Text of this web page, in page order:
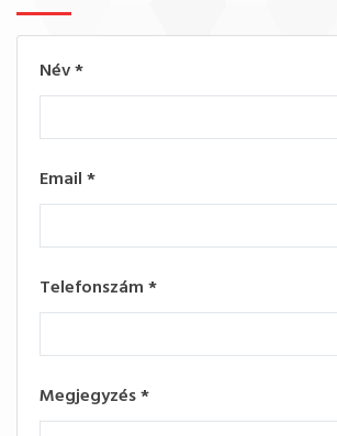
Név*
Email*
Telefonszám*
Megjegyzés*